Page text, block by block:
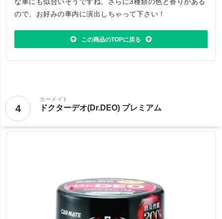
な車にも似合いそうですね。さらに3種類の色と香りがある
ので、お好みの車内に演出しちゃって下さい！
この商品のTOPに戻る
4
カーメイト
ドクターデオ(Dr.DEO) プレミアム